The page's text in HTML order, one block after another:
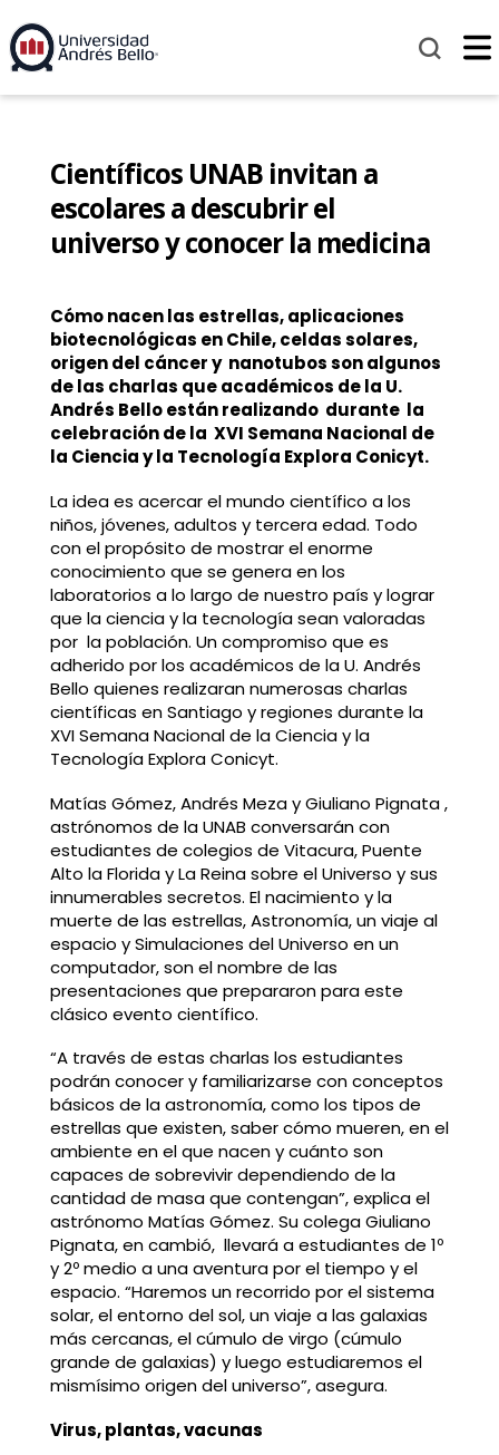
Científicos UNAB invitan a
escolares a descubrir el
universo y conocer la medicina
Cómo nacen las estrellas, aplicaciones
biotecnológicas en Chile, celdas solares,
origen del cáncer y nanotubos son algunos
de las charlas que académicos de la U.
Andrés Bello están realizando durante la
celebración de la XVI Semana Nacional de
la Ciencia y la Tecnología Explora Conicyt.
La idea es acercar el mundo científico a los
niños, jóvenes, adultos y tercera edad. Todo
con el propósito de mostrar el enorme
conocimiento que se genera en los
laboratorios a lo largo de nuestro país y lograr
que la ciencia y la tecnología sean valoradas
por la población. Un compromiso que es
adherido por los académicos de la U. Andrés
Bello quienes realizaran numerosas charlas
científicas en Santiago y regiones durante la
XVI Semana Nacional de la Ciencia y la
Tecnología Explora Conicyt.
Matías Gómez, Andrés Meza y Giuliano Pignata ,
astrónomos de la UNAB conversarán con
estudiantes de colegios de Vitacura, Puente
Alto la Florida y La Reina sobre el Universo y sus
innumerables secretos. El nacimiento y la
muerte de las estrellas, Astronomía, un viaje al
espacio y Simulaciones del Universo en un
computador, son el nombre de las
presentaciones que prepararon para este
clásico evento científico.
“A través de estas charlas los estudiantes
podrán conocer y familiarizarse con conceptos
básicos de la astronomía, como los tipos de
estrellas que existen, saber cómo mueren, en el
ambiente en el que nacen y cuánto son
capaces de sobrevivir dependiendo de la
cantidad de masa que contengan”, explica el
astrónomo Matías Gómez. Su colega Giuliano
Pignata, en cambió, llevará a estudiantes de 1º
y 2º medio a una aventura por el tiempo y el
espacio. “Haremos un recorrido por el sistema
solar, el entorno del sol, un viaje a las galaxias
más cercanas, el cúmulo de virgo (cúmulo
grande de galaxias) y luego estudiaremos el
mismísimo origen del universo”, asegura.
Virus, plantas, vacunas